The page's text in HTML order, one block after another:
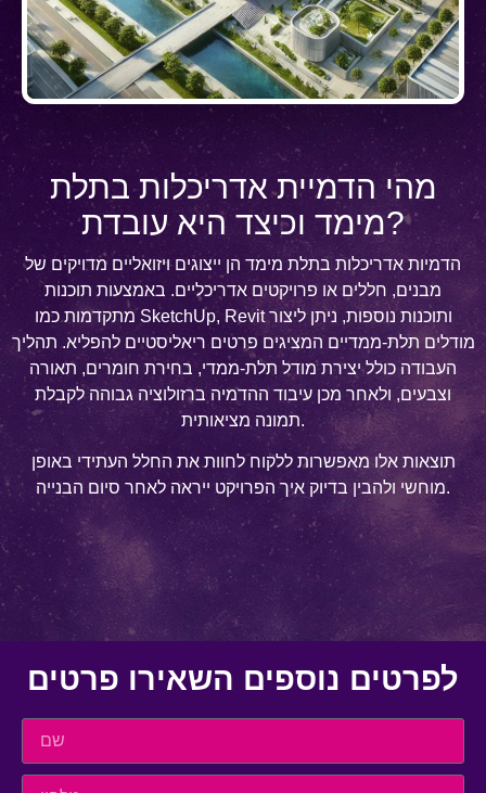
מהי הדמיית אדריכלות בתלת
מימד וכיצד היא עובדת?
הדמיות אדריכלות בתלת מימד הן ייצוגים ויזואליים מדויקים של
מבנים, חללים או פרויקטים אדריכליים. באמצעות תוכנות
מתקדמות כמו SketchUp, Revit ותוכנות נוספות, ניתן ליצור
מודלים תלת-ממדיים המציגים פרטים ריאליסטיים להפליא. תהליך
העבודה כולל יצירת מודל תלת-ממדי, בחירת חומרים, תאורה
וצבעים, ולאחר מכן עיבוד ההדמיה ברזולוציה גבוהה לקבלת
תמונה מציאותית.
תוצאות אלו מאפשרות ללקוח לחוות את החלל העתידי באופן
מוחשי ולהבין בדיוק איך הפרויקט ייראה לאחר סיום הבנייה.
לפרטים נוספים השאירו פרטים